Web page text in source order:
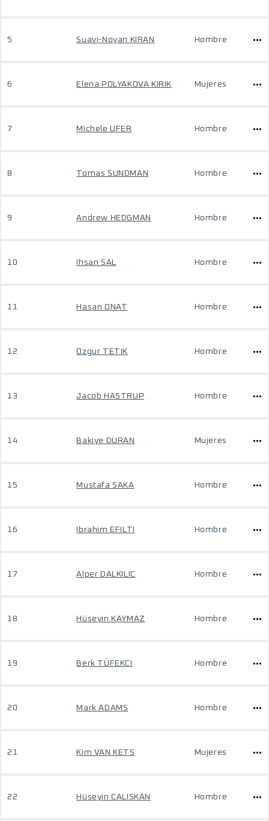
5 Suavi-Noyan KIRAN Hombre
6 Elena POLYAKOVA KIRIK Mujeres
7 Michele UFER Hombre
8 Tomas SUNDMAN Hombre
9 Andrew HEDGMAN Hombre
10 Ihsan SAL Hombre
11 Hasan ONAT Hombre
12 Ozgur TETIK Hombre
13 Jacob HASTRUP Hombre
14 Bakiye DURAN Mujeres
15 Mustafa SAKA Hombre
16 Ibrahim EFILTI Hombre
17 Alper DALKILIC Hombre
18 Hüseyin KAYMAZ Hombre
19 Berk TÜFEKCI Hombre
20 Mark ADAMS Hombre
21 Kim VAN KETS Mujeres
22 Hüseyin CALISKAN Hombre